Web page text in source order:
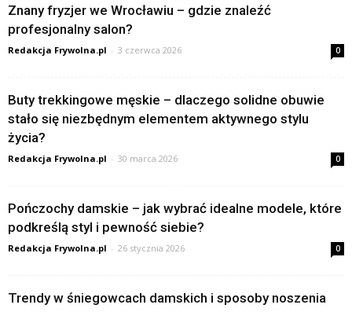
Znany fryzjer we Wrocławiu – gdzie znaleźć
profesjonalny salon?
Redakcja Frywolna.pl - 3 czerwca 2026 0
Buty trekkingowe męskie – dlaczego solidne obuwie
stało się niezbędnym elementem aktywnego stylu
życia?
Redakcja Frywolna.pl - 30 marca 2026 0
Pończochy damskie – jak wybrać idealne modele, które
podkreślą styl i pewność siebie?
Redakcja Frywolna.pl - 26 stycznia 2026 0
Trendy w śniegowcach damskich i sposoby noszenia